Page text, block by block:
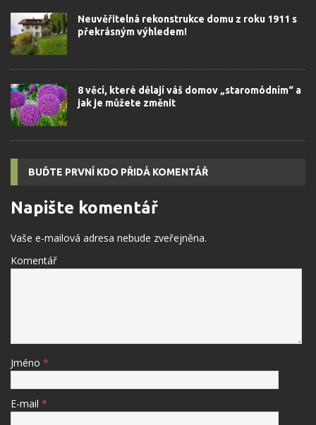
Neuvěřitelná rekonstrukce domu z roku 1911 s
překrásným výhledem!
8 věcí, které dělají váš domov „staromódním“ a
jak je můžete změnit
BUĎTE PRVNÍ KDO PŘIDÁ KOMENTÁŘ
Napište komentář
Vaše e-mailová adresa nebude zveřejněna.
Komentář
Jméno *
E-mail *